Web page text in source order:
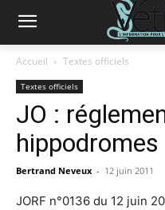
Accueil Textes officiels
Textes officiels
JO :
hippodromes
Bertrand Neveux - 12 juin 2011
JORF n°0136 du 12 juin